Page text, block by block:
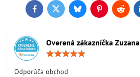
FacebookTwitterBlueskyPinterestReddit
Overená zákazníčka Zuzana
Odporúča obchod